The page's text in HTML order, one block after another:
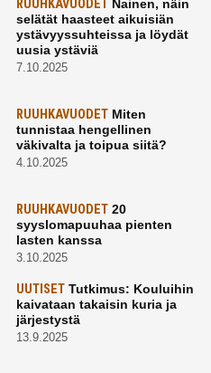
RUUHKAVUODETNainen, näin
selätät haasteet aikuisiän
ystävyyssuhteissa ja löydät
uusia ystäviä
7.10.2025
RUUHKAVUODETMiten
tunnistaa hengellinen
väkivalta ja toipua siitä?
4.10.2025
RUUHKAVUODET20
syyslomapuuhaa pienten
lasten kanssa
3.10.2025
UUTISETTutkimus: Kouluihin
kaivataan takaisin kuria ja
järjestystä
13.9.2025